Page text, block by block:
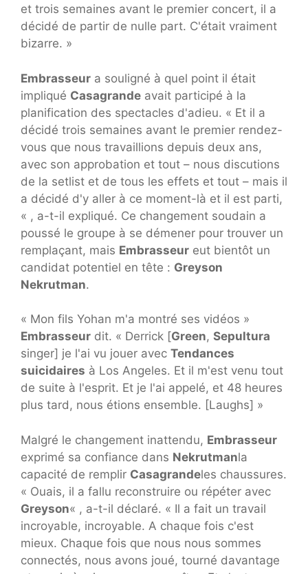
et trois semaines avant le premier concert, il a
décidé de partir de nulle part. C'était vraiment
bizarre. »
Embrasseur a souligné à quel point il était
impliqué Casagrande avait participé à la
planification des spectacles d'adieu. « Et il a
décidé trois semaines avant le premier rendez-
vous que nous travaillions depuis deux ans,
avec son approbation et tout – nous discutions
de la setlist et de tous les effets et tout – mais il
a décidé d'y aller à ce moment-là et il est parti,
« , a-t-il expliqué. Ce changement soudain a
poussé le groupe à se démener pour trouver un
remplaçant, mais Embrasseur eut bientôt un
candidat potentiel en tête : Greyson
Nekrutman.
« Mon fils Yohan m'a montré ses vidéos »
Embrasseur dit. « Derrick [Green, Sepultura
singer] je l'ai vu jouer avec Tendances
suicidaires à Los Angeles. Et il m'est venu tout
de suite à l'esprit. Et je l'ai appelé, et 48 heures
plus tard, nous étions ensemble. [Laughs] »
Malgré le changement inattendu, Embrasseur
exprimé sa confiance dans Nekrutmanla
capacité de remplir Casagrandeles chaussures.
« Ouais, il a fallu reconstruire ou répéter avec
Greyson« , a-t-il déclaré. « Il a fait un travail
incroyable, incroyable. A chaque fois c'est
mieux. Chaque fois que nous nous sommes
connectés, nous avons joué, tourné davantage